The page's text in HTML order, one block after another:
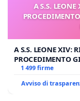
A S.S.
A S.S. LEONE XIV:
PROCEDIMENTO
BENEDETTO XVI
1 499 firme
Avviso di